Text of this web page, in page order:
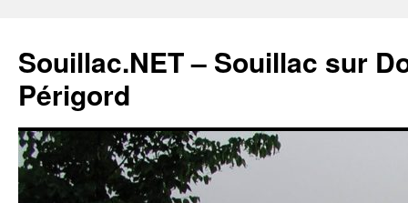
Souillac.NET – Souillac sur
Périgord